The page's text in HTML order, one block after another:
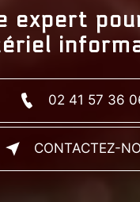
expert
02 41 57 36
CONTACTEZ-